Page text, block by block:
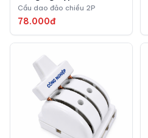
Cầu dao đảo chiều 2P
78.000đ